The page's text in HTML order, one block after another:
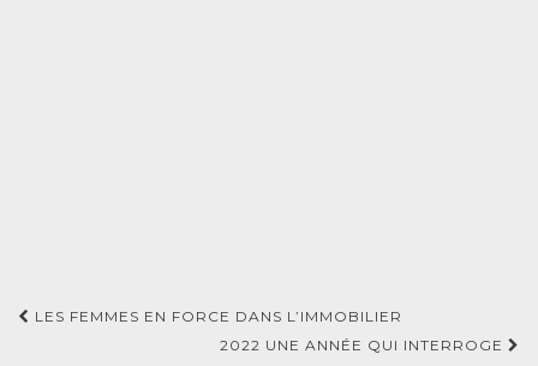
Navigation
LES FEMMES EN FORCE DANS L’IMMOBILIER
2022 UNE ANNÉE QUI INTERROGE